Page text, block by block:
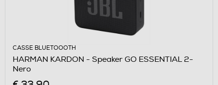
CASSE BLUETOOOTH
HARMAN KARDON - Speaker GO ESSENTIAL 2-
Nero